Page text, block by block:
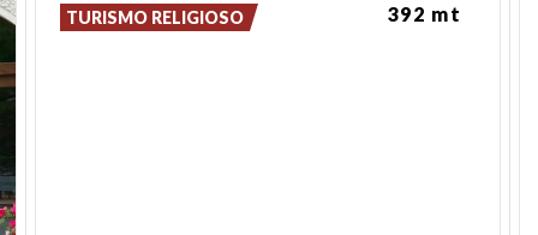
TURISMO RELIGIOSO 392 mt